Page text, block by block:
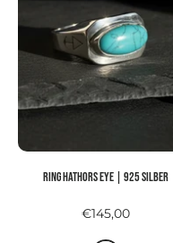
Ring HATHORS EYE | 925 Silber
€145,00